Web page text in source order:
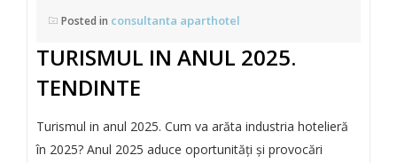
Posted in consultanta aparthotel
TURISMUL IN ANUL 2025.
TENDINTE
Turismul in anul 2025. Cum va arăta industria hotelieră
în 2025? Anul 2025 aduce oportunități și provocări